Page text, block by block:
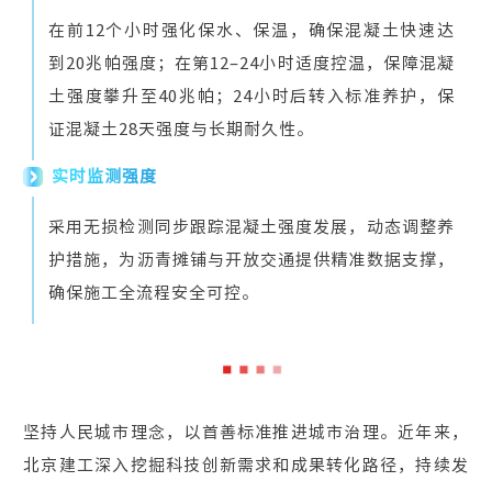
在前12个小时强化保水、保温，确保混凝土快速达
到20兆帕强度；在第12–24小时适度控温，保障混凝
土强度攀升至40兆帕；24小时后转入标准养护，保
证混凝土28天强度与长期耐久性。
实时监测强度
采用无损检测同步跟踪混凝土强度发展，动态调整养
护措施，为沥青摊铺与开放交通提供精准数据支撑，
确保施工全流程安全可控。
坚持人民城市理念，以首善标准推进城市治理。近年来，
北京建工深入挖掘科技创新需求和成果转化路径，持续发